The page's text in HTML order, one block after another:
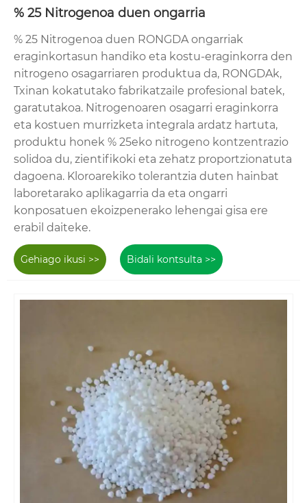
% 25 Nitrogenoa duen ongarria
% 25 Nitrogenoa duen RONGDA ongarriak
eraginkortasun handiko eta kostu-eraginkorra den
nitrogeno osagarriaren produktua da, RONGDAk,
Txinan kokatutako fabrikatzaile profesional batek,
garatutakoa. Nitrogenoaren osagarri eraginkorra
eta kostuen murrizketa integrala ardatz hartuta,
produktu honek % 25eko nitrogeno kontzentrazio
solidoa du, zientifikoki eta zehatz proportzionatuta
dagoena. Kloroarekiko tolerantzia duten hainbat
laboretarako aplikagarria da eta ongarri
konposatuen ekoizpenerako lehengai gisa ere
erabil daiteke.
Gehiago ikusi >> Bidali kontsulta >>